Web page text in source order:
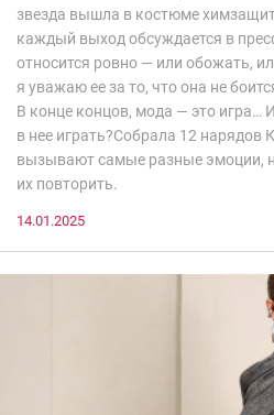
звезда вышла в костюме
каждый выход обсуждается в
относится ровно — или обожать,
я уважаю ее за то, что она не
В конце концов, мода — это игра…
в нее играть?Собрала 12
вызывают самые разные эмоции,
их повторить.
14.01.2025